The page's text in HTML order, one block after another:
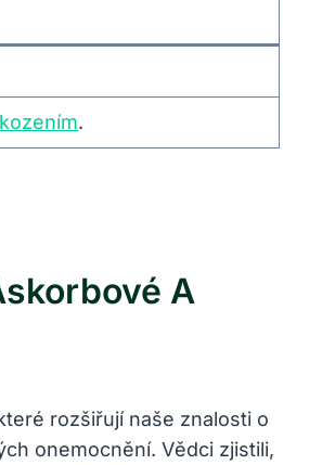
.
A
rozšiřují naše znalosti o
onemocnění. Vědci zjistili,